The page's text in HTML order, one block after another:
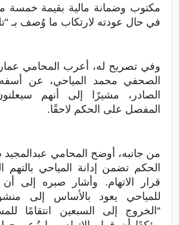
مكتوب وضمانة مالية بقيمة خمسة
في حال عودته لارتكاب ما وُصف بـ
وفي تصريح له، أعرب المحامي
الصحفي محمد المياحي، عن
الصادر، مشيرًا إلى أنهم
المفصل على الحكم لاحقًا.
من جانبه، أوضح المحامي
الحكم تضمن إدانة المياحي بالتهم
قرار الاتهام. وأشار صبره إلى
للمياحي يعود بالأساس إلى
“الخروج إلى السبعين انتقامًا